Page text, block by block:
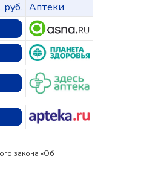
руб. Аптеки
закона «Об